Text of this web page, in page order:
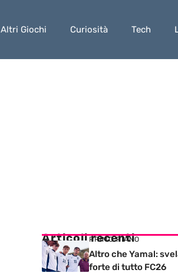
Altri Giochi Curiosità Tech
Articoli recenti
PRIMO PIANO
Altro che Yamal:
forte di tutto FC26